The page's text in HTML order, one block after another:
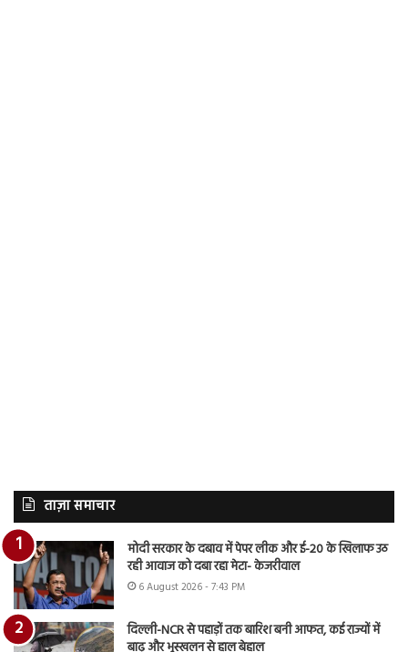
ताज़ा समाचार
मोदी सरकार के दबाव में पेपर लीक और ई-20 के खिलाफ उठ
रही आवाज को दबा रहा मेटा- केजरीवाल
6 August 2026 - 7:43 PM
दिल्ली-NCR से पहाड़ों तक बारिश बनी आफत, कई राज्यों में
बाढ़ और भूस्खलन से हाल बेहाल